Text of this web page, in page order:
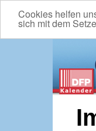
Cookies helfen
sich mit dem